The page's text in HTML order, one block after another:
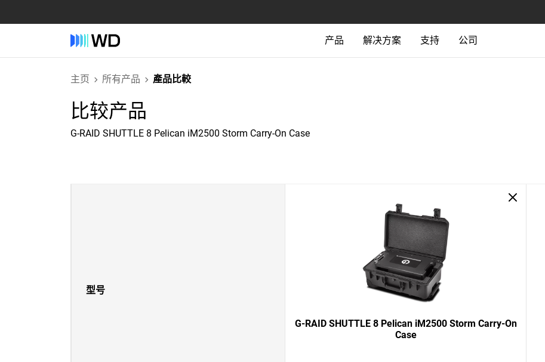
产品 解决方案 支持 公司
主页 所有产品 產品比較
比较产品
G-RAID SHUTTLE 8 Pelican iM2500 Storm Carry-On Case
型号
G-RAID SHUTTLE 8 Pelican iM2500 Storm Carry-On
Case